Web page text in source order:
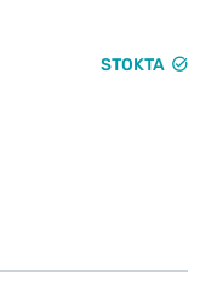
STOKTA